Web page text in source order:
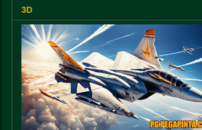
3D